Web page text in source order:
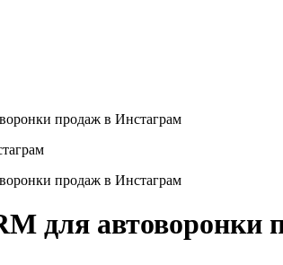
продаж в Инстаграм
продаж в Инстаграм
для автоворонки